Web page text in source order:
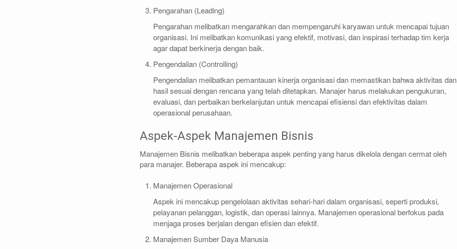
Pengarahan (Leading)
Pengarahan melibatkan mengarahkan dan mempengaruhi karyawan untuk mencapai tujuan
organisasi. Ini melibatkan komunikasi yang efektif, motivasi, dan inspirasi terhadap tim kerja
agar dapat berkinerja dengan baik.
Pengendalian (Controlling)
Pengendalian melibatkan pemantauan kinerja organisasi dan memastikan bahwa aktivitas dan
hasil sesuai dengan rencana yang telah ditetapkan. Manajer harus melakukan pengukuran,
evaluasi, dan perbaikan berkelanjutan untuk mencapai efisiensi dan efektivitas dalam
operasional perusahaan.
Aspek-Aspek Manajemen Bisnis
Manajemen Bisnis melibatkan beberapa aspek penting yang harus dikelola dengan cermat oleh
para manajer. Beberapa aspek ini mencakup:
Manajemen Operasional
Aspek ini mencakup pengelolaan aktivitas sehari-hari dalam organisasi, seperti produksi,
pelayanan pelanggan, logistik, dan operasi lainnya. Manajemen operasional berfokus pada
menjaga proses berjalan dengan efisien dan efektif.
Manajemen Sumber Daya Manusia